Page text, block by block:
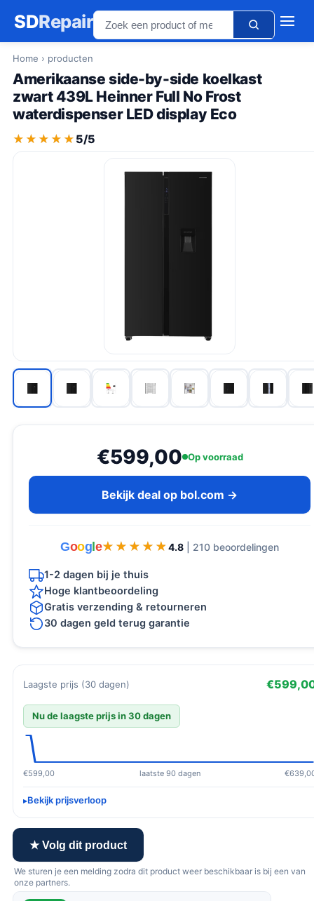
SDRepair
Home › producten
Amerikaanse side-by-side koelkast
zwart 439L Heinner Full No Frost
waterdispenser LED display Eco
★★★★★
★★★★★ 5/5
€599,00 Op voorraad
Bekijk deal op bol.com →
Goog e★★★★★
★★★★★ 4.8 | 210 beoordelingen
1-2 dagen bij je thuis
Hoge klantbeoordeling
Gratis verzending & retourneren
30 dagen geld terug garantie
Laagste prijs (30 dagen)
Nu de laagste prijs in 30 dagen
€599,00 laatste 90 dagen
Bekijk prijsverloop
★ Volg dit product
We sturen je een melding zodra dit product weer beschikbaar is bij een van
onze partners.